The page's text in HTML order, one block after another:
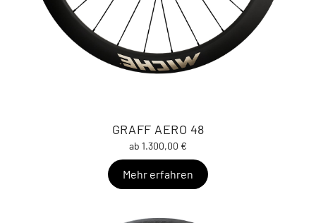
GRAFF AERO 48
ab 1.300,00 €
Mehr erfahren